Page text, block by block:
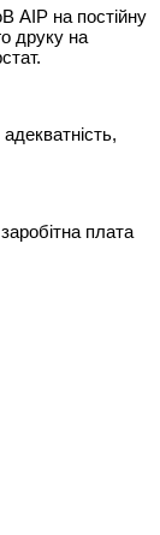
АІР на постійну
друку на
плата